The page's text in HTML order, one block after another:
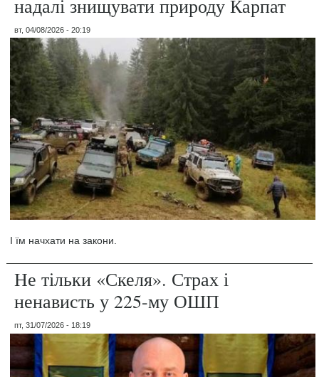
надалі знищувати природу Карпат
вт, 04/08/2026 - 20:19
І їм начхати на закони.
Не тільки «Скеля». Страх і
ненависть у 225-му ОШП
пт, 31/07/2026 - 18:19